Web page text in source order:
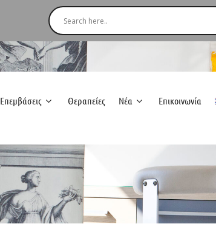
Επεμβάσεις Θεραπείες Νέα Επικοινωνία